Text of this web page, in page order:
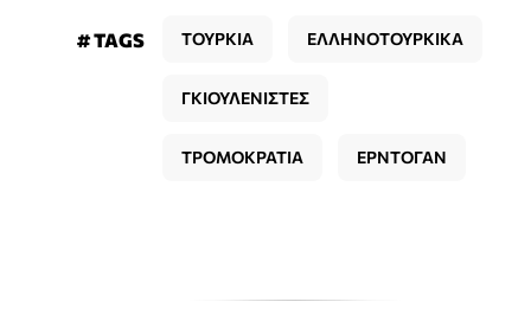
# TAGS ΤΟΥΡΚΙΑ ΕΛΛΗΝΟΤΟΥΡΚΙΚΑ
ΓΚΙΟΥΛΕΝΙΣΤΕΣ
ΤΡΟΜΟΚΡΑΤΙΑ ΕΡΝΤΟΓΑΝ